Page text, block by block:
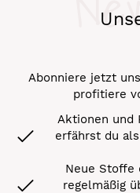
Abonniere jetzt
profitiere
Aktionen und
erfährst du
Neue Stoffe
regelmäßig